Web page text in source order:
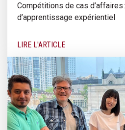
Compétitions de cas d’affaires
d’apprentissage expérientiel
LIRE L'ARTICLE